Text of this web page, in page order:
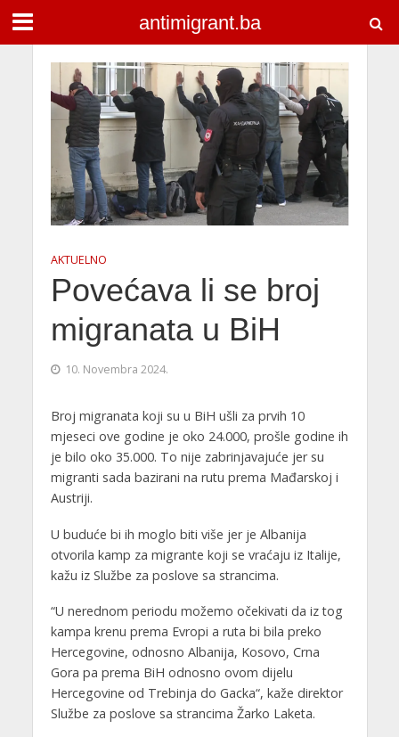
antimigrant.ba
AKTUELNO
Povećava li se broj
migranata u BiH
10. Novembra 2024.
Broj migranata koji su u BiH ušli za prvih 10
mjeseci ove godine je oko 24.000, prošle godine ih
je bilo oko 35.000. To nije zabrinjavajuće jer su
migranti sada bazirani na rutu prema Mađarskoj i
Austriji.
U buduće bi ih moglo biti više jer je Albanija
otvorila kamp za migrante koji se vraćaju iz Italije,
kažu iz Službe za poslove sa strancima.
“U nerednom periodu možemo očekivati da iz tog
kampa krenu prema Еvropi a ruta bi bila preko
Hercegovine, odnosno Albanija, Kosovo, Crna
Gora pa prema BiH odnosno ovom dijelu
Hercegovine od Trebinja do Gacka“, kaže direktor
Službe za poslove sa strancima Žarko Laketa.